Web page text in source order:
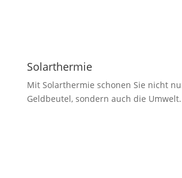
Solarthermie
Mit Solarthermie schonen Sie nicht
Geldbeutel, sondern auch die Umwelt.